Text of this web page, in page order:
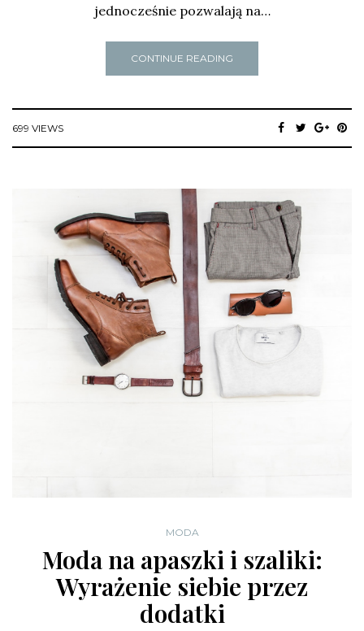
jednocześnie pozwalają na…
CONTINUE READING
699 VIEWS
MODA
Moda na apaszki i szaliki:
Wyrażenie siebie przez
dodatki